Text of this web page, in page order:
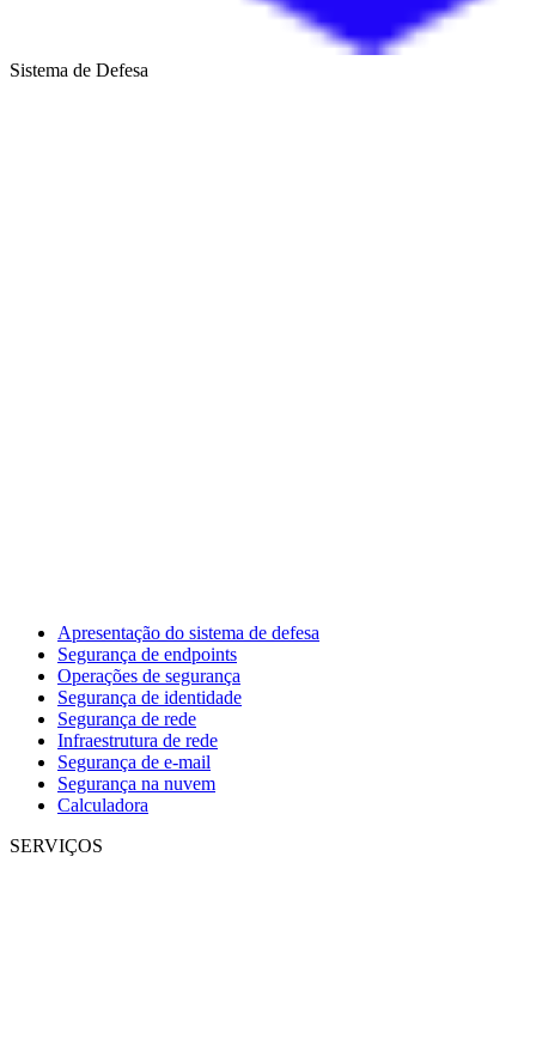
Sistema de Defesa
Apresentação do sistema de defesa
Segurança de endpoints
Operações de segurança
Segurança de identidade
Segurança de rede
Infraestrutura de rede
Segurança de e-mail
Segurança na nuvem
Calculadora
SERVIÇOS